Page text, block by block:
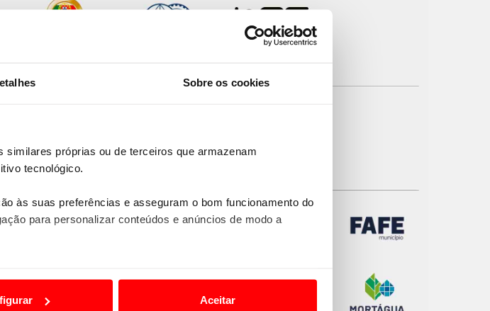
Sobre os cookies
próprias ou de terceiros que armazenam
tecnológico.
às suas preferências e asseguram o bom funcionamento do
para personalizar conteúdos e anúncios de modo a
Aceitar